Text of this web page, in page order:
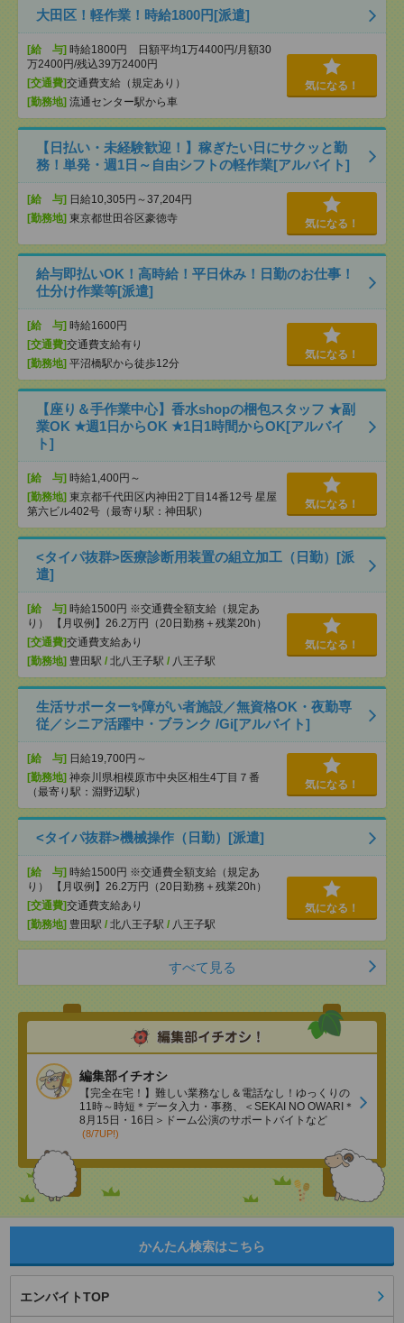
大田区！軽作業！時給1800円[派遣]
[給 与] 時給1800円 日額平均1万4400円/月額30
万2400円/残込39万2400円
[交通費]交通費支給（規定あり）
[勤務地] 流通センター駅から車
気になる！
【日払い・未経験歓迎！】稼ぎたい日にサクッと勤
務！単発・週1日～自由シフトの軽作業[アルバイト]
[給 与] 日給10,305円～37,204円
[勤務地] 東京都世田谷区豪徳寺 気になる！
給与即払いOK！高時給！平日休み！日勤のお仕事！
仕分け作業等[派遣]
[給 与] 時給1600円
[交通費]交通費支給有り
[勤務地] 平沼橋駅から徒歩12分
気になる！
【座り＆手作業中心】香水shopの梱包スタッフ ★副
業OK ★週1日からOK ★1日1時間からOK[アルバイ
ト]
[給 与] 時給1,400円～
[勤務地] 東京都千代田区内神田2丁目14番12号 星屋
第六ビル402号（最寄り駅：神田駅）
気になる！
<タイパ抜群>医療診断用装置の組立加工（日勤）[派
遣]
[給 与] 時給1500円 ※交通費全額支給（規定あ
り） 【月収例】26.2万円（20日勤務＋残業20h）
[交通費]交通費支給あり
[勤務地] 豊田駅 / 北八王子駅 / 八王子駅
気になる！
生活サポーター✨障がい者施設／無資格OK・夜勤専
従／シニア活躍中・ブランク /Gi[アルバイト]
[給 与] 日給19,700円～
[勤務地] 神奈川県相模原市中央区相生4丁目７番
（最寄り駅：淵野辺駅）
気になる！
<タイパ抜群>機械操作（日勤）[派遣]
[給 与] 時給1500円 ※交通費全額支給（規定あ
り） 【月収例】26.2万円（20日勤務＋残業20h）
[交通費]交通費支給あり
[勤務地] 豊田駅 / 北八王子駅 / 八王子駅
気になる！
すべて見る
編集部イチオシ
【完全在宅！】難しい業務なし＆電話なし！ゆっくりの
11時～時短＊データ入力・事務、＜SEKAI NO OWARI＊
8月15日・16日＞ドーム公演のサポートバイトなど
(8/7UP!)
かんたん検索はこちら
エンバイトTOP